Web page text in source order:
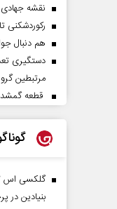
نقشه جهادی
رکوردشکنی
هم دنبال
مرتبطین
قطعه
بنیادین در